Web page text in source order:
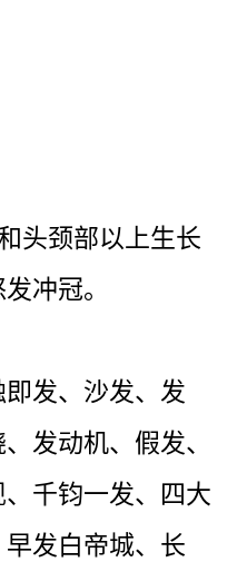
头颈部以上生长
冲冠。
发、沙发、发
发动机、假发、
千钧一发、四大
发白帝城、长